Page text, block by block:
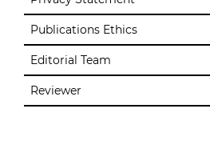
Publications Ethics
Editorial Team
Reviewer